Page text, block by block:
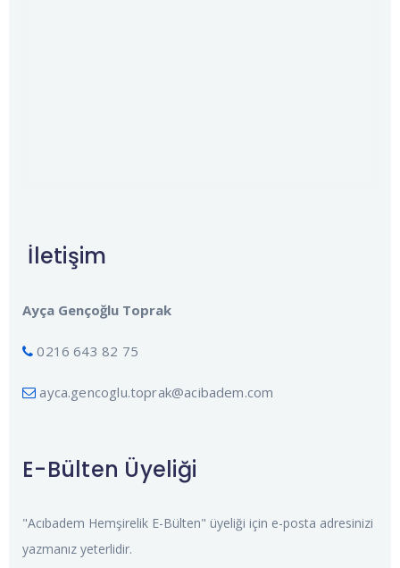
İletişim
Ayça Gençoğlu Toprak
0216 643 82 75
ayca.gencoglu.toprak@acibadem.com
E-Bülten Üyeliği
"Acıbadem Hemşirelik E-Bülten" üyeliği için e-posta adresinizi
yazmanız yeterlidir.